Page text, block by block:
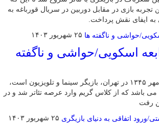
در نخستین تجربه بازی در مقابل دوربین در سریال قورباغه به
ایفای نقش پرداخت.
۲۵ شهریور ۱۴۰۳
اسکویی/حواشی و ناگفته
رابعه اسکویی متولد ۱ مهر ۱۳۴۵ در تهران، بازیگر سینما و تلویزیون است،
می باشد که از کلاس گریم وارد عرصه تئاتر شد و در
۲۵ شهریور ۱۴۰۳